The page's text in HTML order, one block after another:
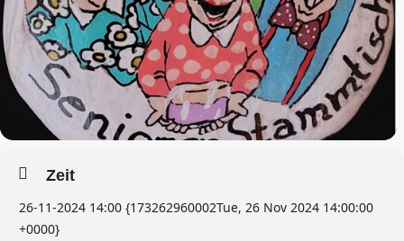
Zeit
26-11-2024 14:00 {173262960002Tue, 26 Nov 2024 14:00:00
+0000}